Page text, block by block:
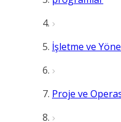
İşletme ve
Proje ve